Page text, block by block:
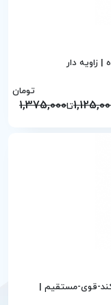
دار
تا1,375,000
تومان
قوی-مستقیم |